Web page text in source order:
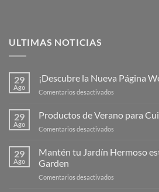
ULTIMAS NOTICIAS
29
Ago
¡Descubre la Nueva Página
Comentarios desactivados
Nueva
de
29
Ago
Productos de Verano para
Comentarios desactivados
de
29
Ago
Mantén tu Jardín Hermoso
Garden
Comentarios desactivados